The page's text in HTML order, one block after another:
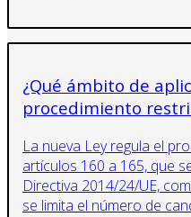
¿Qué ámbito de
procedimiento
La nueva Ley regula el
artículos 160 a 165, que
Directiva 2014/24/UE,
se limita el número de